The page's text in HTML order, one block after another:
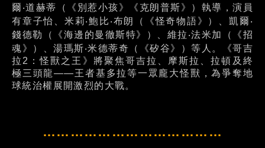
爾‧道赫蒂（《別惹小孩》《克朗普斯》）執導，演員
有章子怡、米莉‧鮑比‧布朗（《怪奇物語》）、凱爾‧
錢德勒（《海邊的曼徹斯特》）、維拉‧法米加（《招
魂》）、湯瑪斯‧米德蒂奇（《矽谷》）等人。《哥吉
拉2：怪獸之王》將聚焦哥吉拉、摩斯拉、拉頓及終
極三頭龍——王者基多拉等一眾龐大怪獸，為爭奪地
球統治權展開激烈的大戰。
…………………………………